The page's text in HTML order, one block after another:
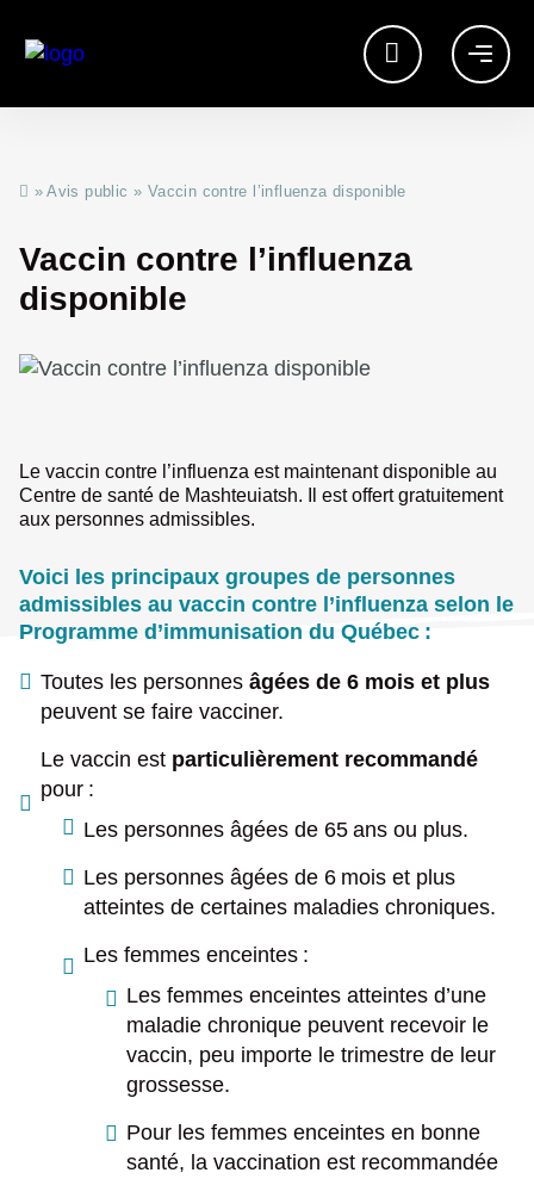
»Avis public » Vaccin contre l’influenza disponible
Vaccin contre l’influenza
disponible
Le vaccin contre l’influenza est maintenant disponible au
Centre de santé de Mashteuiatsh. Il est offert gratuitement
aux personnes admissibles.
Voici les principaux groupes de personnes
admissibles au vaccin contre l’influenza selon le
Programme d’immunisation du Québec :
Toutes les personnes âgées de 6 mois et plus
peuvent se faire vacciner.
Le vaccin est particulièrement recommandé
pour :
Les personnes âgées de 65 ans ou plus.
Les personnes âgées de 6 mois et plus
atteintes de certaines maladies chroniques.
Les femmes enceintes :
Les femmes enceintes atteintes d’une
maladie chronique peuvent recevoir le
vaccin, peu importe le trimestre de leur
grossesse.
Pour les femmes enceintes en bonne
santé, la vaccination est recommandée